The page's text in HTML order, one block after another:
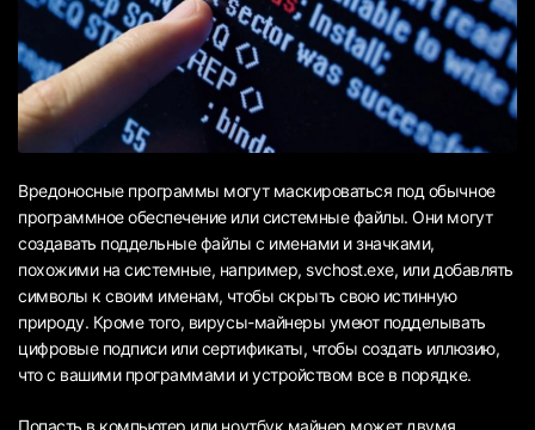
Вредоносные программы могут маскироваться под обычное
программное обеспечение или системные файлы. Они могут
создавать поддельные файлы с именами и значками,
похожими на системные, например, svchost.exe, или добавлять
символы к своим именам, чтобы скрыть свою истинную
природу. Кроме того, вирусы-майнеры умеют подделывать
цифровые подписи или сертификаты, чтобы создать иллюзию,
что с вашими программами и устройством все в порядке.
Попасть в компьютер или ноутбук майнер может двумя